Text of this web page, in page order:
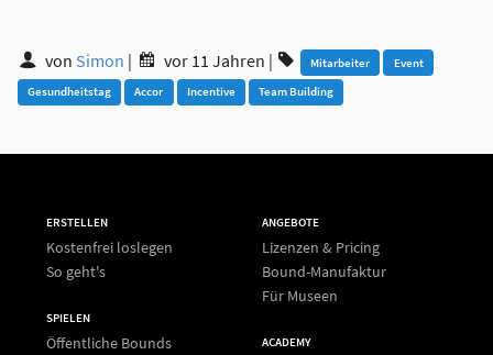
von Simon | vor 11 Jahren | Mitarbeiter
Event
Gesundheitstag
Accor Incentive Team Building
ERSTELLEN
Kostenfrei loslegen
So geht's
SPIELEN
Öffentliche Bounds
ANGEBOTE
Lizenzen & Pricing
Bound-Manufaktur
Für Museen
ACADEMY